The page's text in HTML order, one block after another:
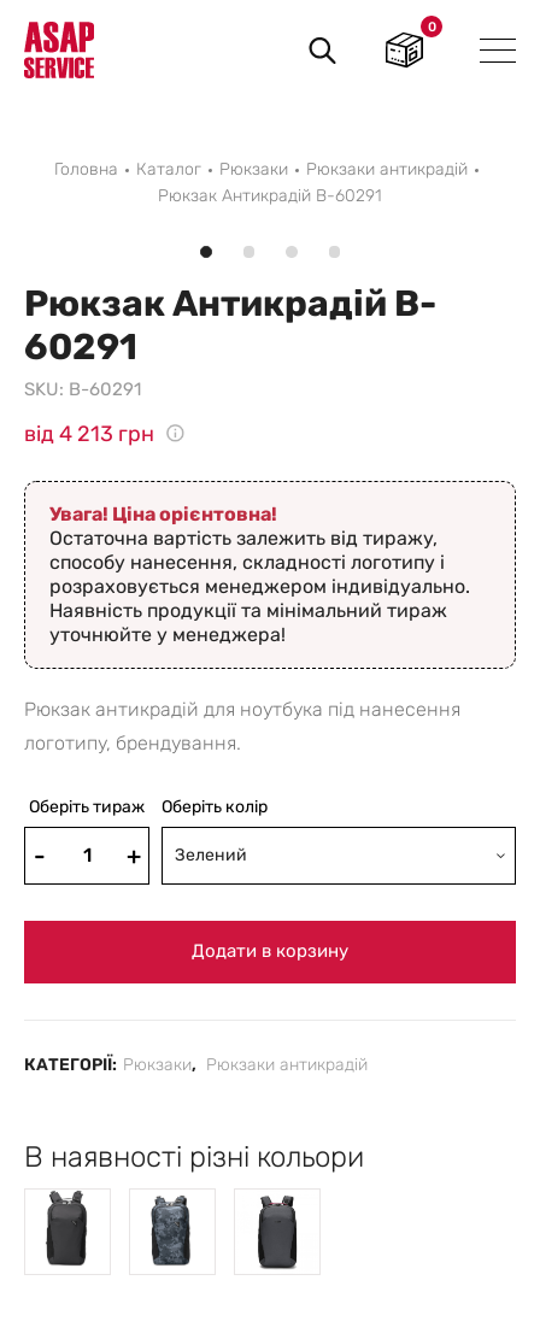
Пошук
товарів
0
Головна Каталог Рюкзаки
Рюкзаки антикрадій
Рюкзак Антикрадій B-60291
Рюкзак Антикрадій B-
60291
SKU: B-60291
від 4 213 грн
Увага! Ціна орієнтовна!
Остаточна вартість залежить від тиражу,
способу нанесення, складності логотипу і
розраховується менеджером індивідуально.
Наявність продукції та мінімальний тираж
уточнюйте у менеджера!
Рюкзак антикрадій для ноутбука під нанесення
логотипу, брендування.
Оберіть тираж Оберіть колір
Зелений
Додати в корзину
КАТЕГОРІЇ: Рюкзаки, Рюкзаки антикрадій
В наявності різні кольори